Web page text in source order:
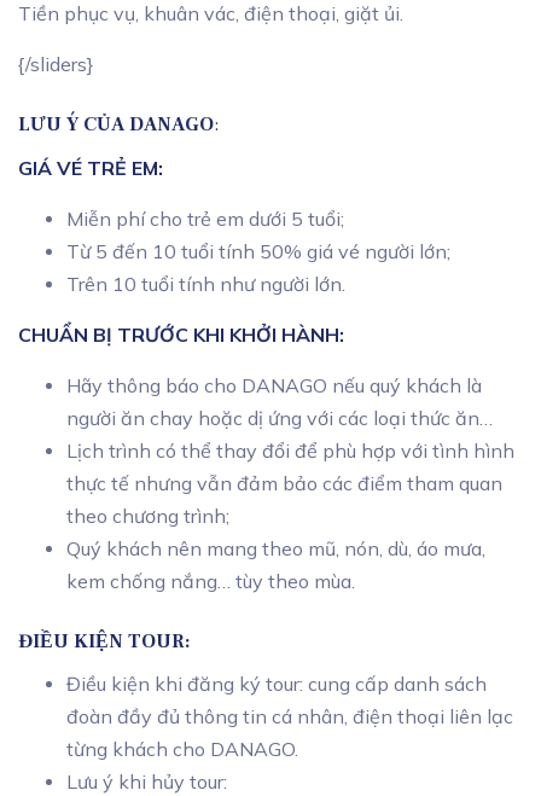
Tiền phục vụ, khuân vác, điện thoại, giặt ủi.
{/sliders}
LƯU Ý CỦA DANAGO:
GIÁ VÉ TRẺ EM:
Miễn phí cho trẻ em dưới 5 tuổi;
Từ 5 đến 10 tuổi tính 50% giá vé người lớn;
Trên 10 tuổi tính như người lớn.
CHUẨN BỊ TRƯỚC KHI KHỞI HÀNH:
Hãy thông báo cho DANAGO nếu quý khách là
người ăn chay hoặc dị ứng với các loại thức ăn…
Lịch trình có thể thay đổi để phù hợp với tình hình
thực tế nhưng vẫn đảm bảo các điểm tham quan
theo chương trình;
Quý khách nên mang theo mũ, nón, dù, áo mưa,
kem chống nắng… tùy theo mùa.
ĐIỀU KIỆN TOUR:
Điều kiện khi đăng ký tour: cung cấp danh sách
đoàn đầy đủ thông tin cá nhân, điện thoại liên lạc
từng khách cho DANAGO.
Lưu ý khi hủy tour: